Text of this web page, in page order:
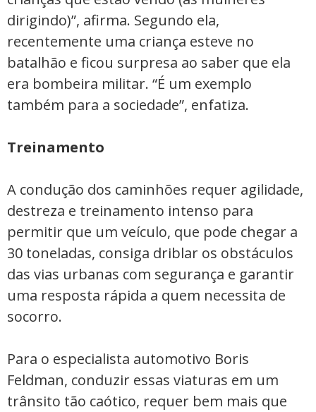
dirigindo)”, afirma. Segundo ela,
recentemente uma criança esteve no
batalhão e ficou surpresa ao saber que ela
era bombeira militar. “É um exemplo
também para a sociedade”, enfatiza.
Treinamento
A condução dos caminhões requer agilidade,
destreza e treinamento intenso para
permitir que um veículo, que pode chegar a
30 toneladas, consiga driblar os obstáculos
das vias urbanas com segurança e garantir
uma resposta rápida a quem necessita de
socorro.
Para o especialista automotivo Boris
Feldman, conduzir essas viaturas em um
trânsito tão caótico, requer bem mais que